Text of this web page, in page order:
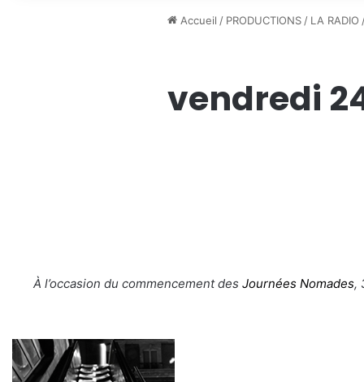
Accueil / PRODUCTIONS/ LA RADIO
vendredi
À l’occasion du commencement des Journées Nomades,